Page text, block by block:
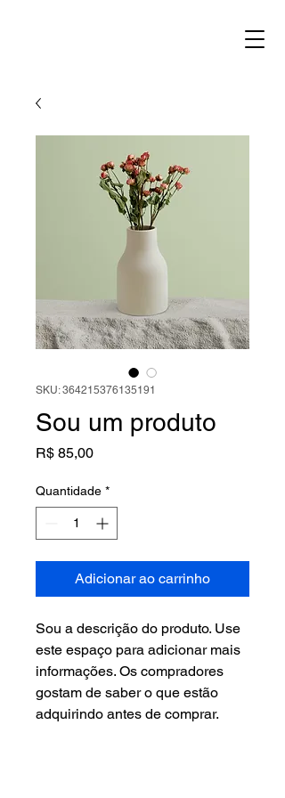
SKU: 364215376135191
Sou um produto
R$ 85,00Preço
Quantidade *
Adicionar ao carrinho
Sou a descrição do produto. Use
este espaço para adicionar mais
informações. Os compradores
gostam de saber o que estão
adquirindo antes de comprar.